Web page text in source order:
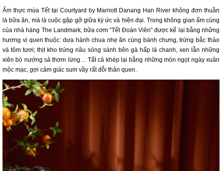
Ẩm thực mùa Tết tại Courtyard by Marriott Danang Han River không đơn thuần
là bữa ăn, mà là cuộc gặp gỡ giữa ký ức và hiện đại. Trong không gian ấm cúng
của nhà hàng The Landmark, bữa cơm “Tết Đoàn Viên” được kể lại bằng những
hương vị quen thuộc: dưa hành chua nhẹ ăn cùng bánh chưng, trứng bắc thảo
và tôm tươi; thịt kho trứng nâu sóng sánh bên gà hấp lá chanh, xen lẫn những
xiên bò nướng sả thơm lừng… Tất cả khép lại bằng những món ngọt ngày xuân
mộc mạc, gợi cảm giác sum vầy rất đỗi thân quen.